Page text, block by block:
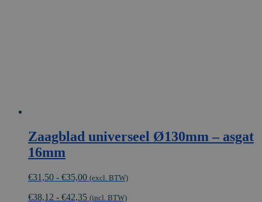
Zaagblad universeel Ø130mm – asgat
16mm
€31,50 - €35,00Prijsklasse:
tot
(excl. BTW)
€38,12 - €42,35 (incl. BTW)